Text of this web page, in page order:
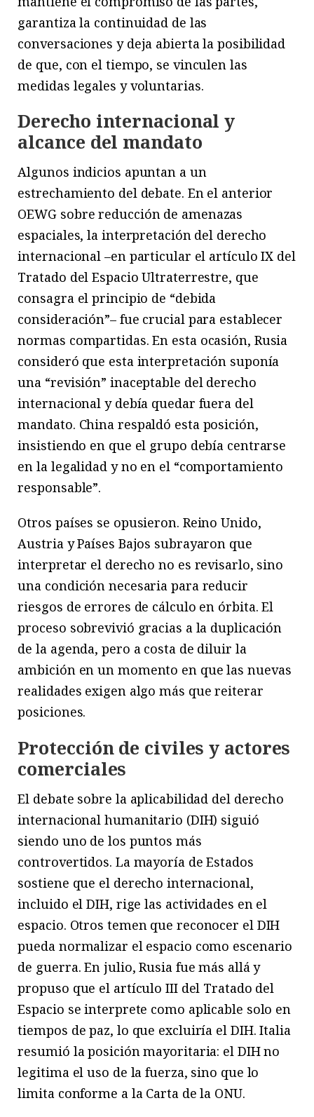
garantiza la continuidad de las
conversaciones y deja abierta la posibilidad
de que, con el tiempo, se vinculen las
medidas legales y voluntarias.
Derecho internacional y
alcance del mandato
Algunos indicios apuntan a un
estrechamiento del debate. En el anterior
OEWG sobre reducción de amenazas
espaciales, la interpretación del derecho
internacional –en particular el artículo IX del
Tratado del Espacio Ultraterrestre, que
consagra el principio de “debida
consideración”– fue crucial para establecer
normas compartidas. En esta ocasión, Rusia
consideró que esta interpretación suponía
una “revisión” inaceptable del derecho
internacional y debía quedar fuera del
mandato. China respaldó esta posición,
insistiendo en que el grupo debía centrarse
en la legalidad y no en el “comportamiento
responsable”.
Otros países se opusieron. Reino Unido,
Austria y Países Bajos subrayaron que
interpretar el derecho no es revisarlo, sino
una condición necesaria para reducir
riesgos de errores de cálculo en órbita. El
proceso sobrevivió gracias a la duplicación
de la agenda, pero a costa de diluir la
ambición en un momento en que las nuevas
realidades exigen algo más que reiterar
posiciones.
Protección de civiles y actores
comerciales
El debate sobre la aplicabilidad del derecho
internacional humanitario (DIH) siguió
siendo uno de los puntos más
controvertidos. La mayoría de Estados
sostiene que el derecho internacional,
incluido el DIH, rige las actividades en el
espacio. Otros temen que reconocer el DIH
pueda normalizar el espacio como escenario
de guerra. En julio, Rusia fue más allá y
propuso que el artículo III del Tratado del
Espacio se interprete como aplicable solo en
tiempos de paz, lo que excluiría el DIH. Italia
resumió la posición mayoritaria: el DIH no
legitima el uso de la fuerza, sino que lo
limita conforme a la Carta de la ONU.